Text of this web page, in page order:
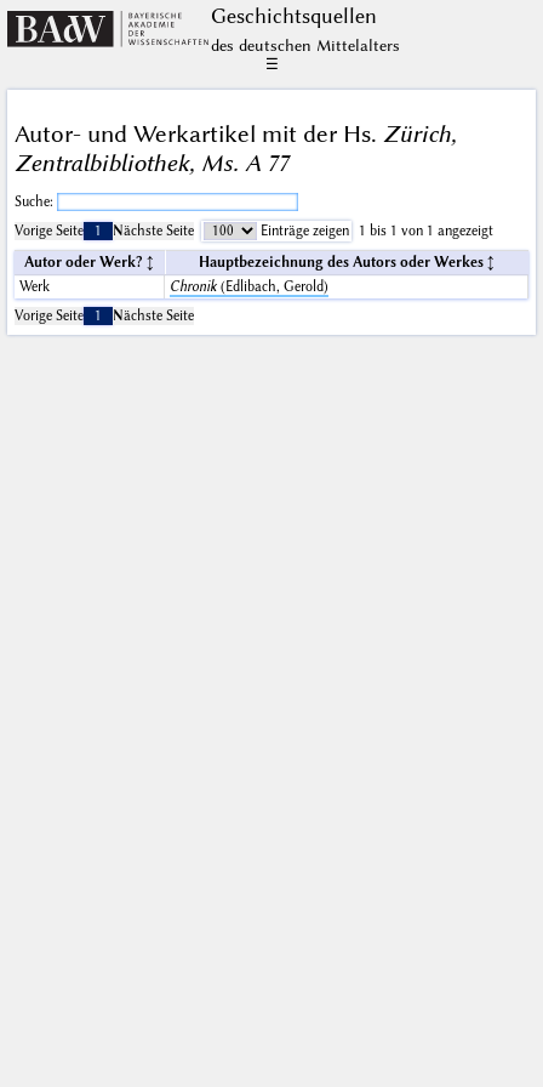
Geschichts­quellen
des deutschen Mittelalters
☰
Autor- und Werkartikel mit der Hs. Zürich,
Zentralbibliothek, Ms. A 77
Suche:
Vorige Seite
1 Nächste Seite Einträge zeigen
1 bis 1 von 1 angezeigt
Autor oder Werk?
Hauptbezeichnung des Autors oder Werkes
Werk
Chronik(Edlibach, Gerold)
Vorige Seite
1 Nächste Seite